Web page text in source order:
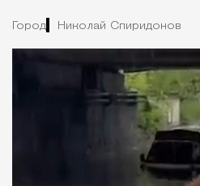
Город Николай Спиридонов